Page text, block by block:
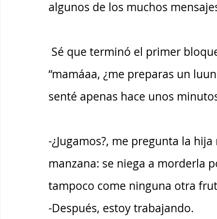
algunos de los muchos
“mamáaa, ¿me preparas un
senté apenas hace unos
-¿Jugamos?, me pregunta la
manzana: se niega a morderla
tampoco come ninguna otra
-Después, estoy trabajando.